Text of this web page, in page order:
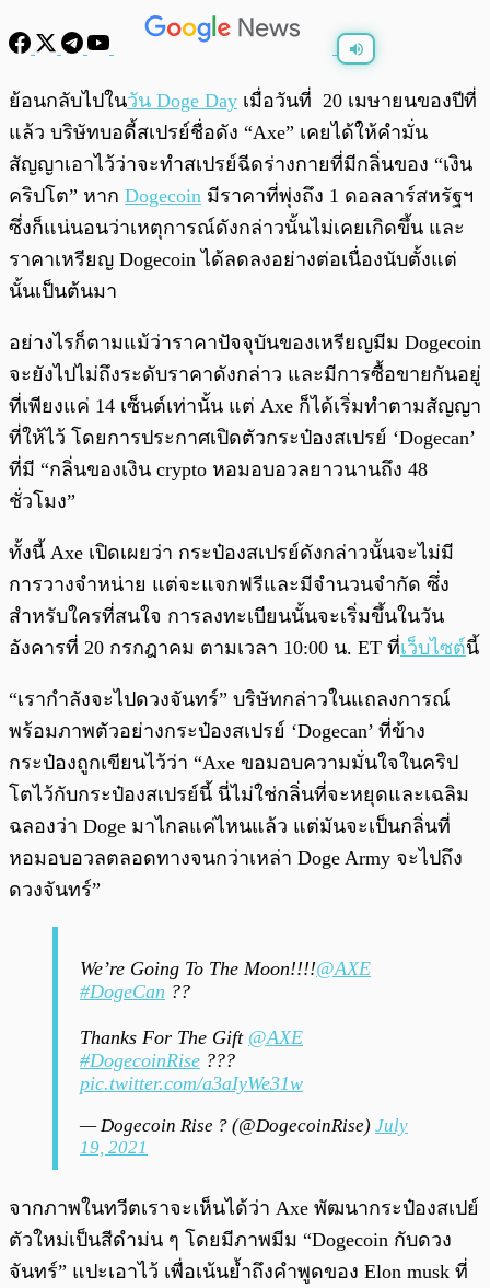
พร้อมเล่น
ย้อนกลับไปในวัน Doge Day เมื่อวันที่ 20 เมษายนของปีที่
แล้ว บริษัทบอดี้สเปรย์ชื่อดัง “Axe” เคยได้ให้คำมั่น
สัญญาเอาไว้ว่าจะทำสเปรย์ฉีดร่างกายที่มีกลิ่นของ “เงิน
คริปโต” หาก Dogecoin มีราคาที่พุ่งถึง 1 ดอลลาร์สหรัฐฯ
ซึ่งก็แน่นอนว่าเหตุการณ์ดังกล่าวนั้นไม่เคยเกิดขึ้น และ
ราคาเหรียญ Dogecoin ได้ลดลงอย่างต่อเนื่องนับตั้งแต่
นั้นเป็นต้นมา
อย่างไรก็ตามแม้ว่าราคาปัจจุบันของเหรียญมีม Dogecoin
จะยังไปไม่ถึงระดับราคาดังกล่าว และมีการซื้อขายกันอยู่
ที่เพียงแค่ 14 เซ็นต์เท่านั้น แต่ Axe ก็ได้เริ่มทำตามสัญญา
ที่ให้ไว้ โดยการประกาศเปิดตัวกระป๋องสเปรย์ ‘Dogecan’
ที่มี “กลิ่นของเงิน crypto หอมอบอวลยาวนานถึง 48
ชั่วโมง”
ทั้งนี้ Axe เปิดเผยว่า กระป๋องสเปรย์ดังกล่าวนั้นจะไม่มี
การวางจำหน่าย แต่จะแจกฟรีและมีจำนวนจำกัด ซึ่ง
สำหรับใครที่สนใจ การลงทะเบียนนั้นจะเริ่มขึ้นในวัน
อังคารที่ 20 กรกฎาคม ตามเวลา 10:00 น. ET ที่เว็บไซต์นี้
“เรากำลังจะไปดวงจันทร์” บริษัทกล่าวในแถลงการณ์
พร้อมภาพตัวอย่างกระป๋องสเปรย์ ‘Dogecan’ ที่ข้าง
กระป๋องถูกเขียนไว้ว่า “Axe ขอมอบความมั่นใจในคริป
โตไว้กับกระป๋องสเปรย์นี้ นี่ไม่ใช่กลิ่นที่จะหยุดและเฉลิม
ฉลองว่า Doge มาไกลแค่ไหนแล้ว แต่มันจะเป็นกลิ่นที่
หอมอบอวลตลอดทางจนกว่าเหล่า Doge Army จะไปถึง
ดวงจันทร์”
We’re Going To The Moon!!!!@AXE
#DogeCan ??
Thanks For The Gift @AXE
#DogecoinRise ???
pic.twitter.com/a3aIyWe31w
— Dogecoin Rise ? (@DogecoinRise) July
19, 2021
จากภาพในทวีตเราจะเห็นได้ว่า Axe พัฒนากระป๋องสเปย์
ตัวใหม่เป็นสีดำม่น ๆ โดยมีภาพมีม “Dogecoin กับดวง
จันทร์” แปะเอาไว้ เพื่อเน้นย้ำถึงคำพูดของ Elon musk ที่